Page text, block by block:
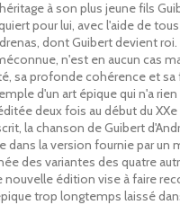
à son plus jeune fils
pour lui, avec l'aide de
dont Guibert devient
n'est en aucun cas
sa profonde cohérence et
d'un art épique qui n'a rien
deux fois au début du
la chanson de Guibert
dans la version fournie par un
des variantes des quatre
nouvelle édition vise à faire
trop longtemps laissé